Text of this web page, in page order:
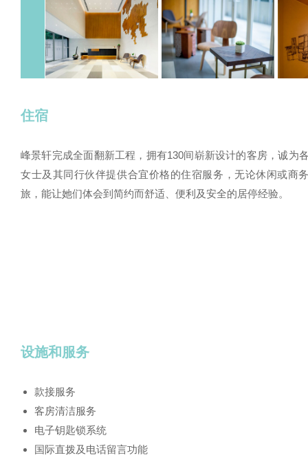
住宿
峰景轩完成全面翻新工程，拥有130间崭新设计的客房，诚为
女士及其同行伙伴提供合宜价格的住宿服务，无论休闲或商
旅，能让她们体会到简约而舒适、便利及安全的居停经验。
设施和服务
款接服务
客房清洁服务
电子钥匙锁系统
国际直拨及电话留言功能